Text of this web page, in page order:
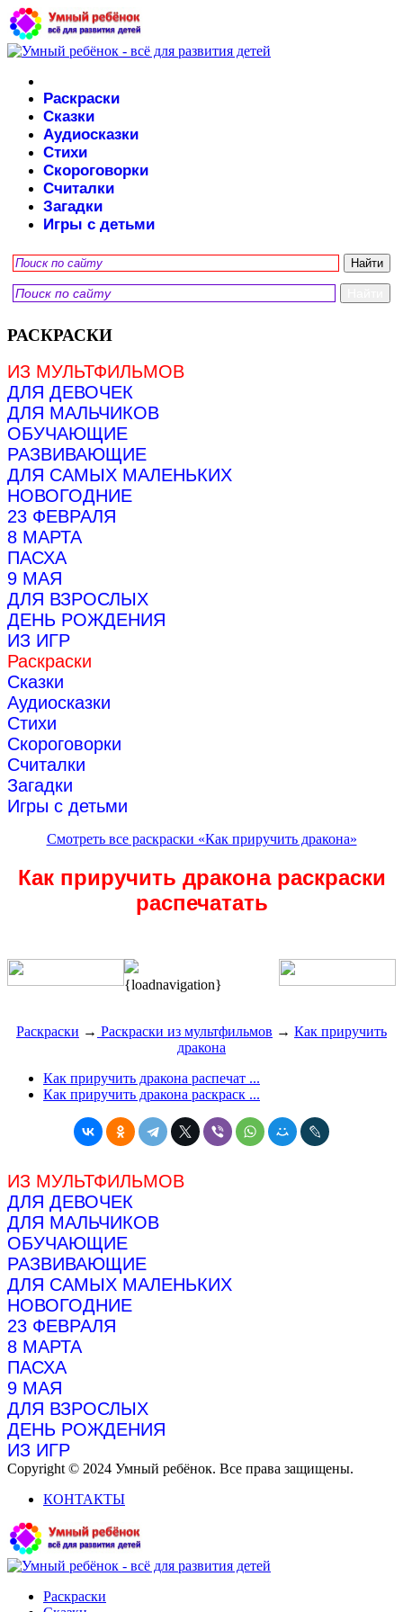
Раскраски
Сказки
Аудиосказки
Стихи
Скороговорки
Считалки
Загадки
Игры с детьми
РАСКРАСКИ
ИЗ МУЛЬТФИЛЬМОВ
ДЛЯ ДЕВОЧЕК
ДЛЯ МАЛЬЧИКОВ
ОБУЧАЮЩИЕ
РАЗВИВАЮЩИЕ
ДЛЯ САМЫХ МАЛЕНЬКИХ
НОВОГОДНИЕ
23 ФЕВРАЛЯ
8 МАРТА
ПАСХА
9 МАЯ
ДЛЯ ВЗРОСЛЫХ
ДЕНЬ РОЖДЕНИЯ
ИЗ ИГР
Раскраски
Сказки
Аудиосказки
Стихи
Скороговорки
Считалки
Загадки
Игры с детьми
Смотреть все раскраски «Как приручить дракона»
Как приручить дракона раскраски
распечатать
{loadnavigation}
Раскраски → Раскраски из мультфильмов → Как приручить
дракона
Как приручить дракона распечат ...
Как приручить дракона раскраск ...
ИЗ МУЛЬТФИЛЬМОВ
ДЛЯ ДЕВОЧЕК
ДЛЯ МАЛЬЧИКОВ
ОБУЧАЮЩИЕ
РАЗВИВАЮЩИЕ
ДЛЯ САМЫХ МАЛЕНЬКИХ
НОВОГОДНИЕ
23 ФЕВРАЛЯ
8 МАРТА
ПАСХА
9 МАЯ
ДЛЯ ВЗРОСЛЫХ
ДЕНЬ РОЖДЕНИЯ
ИЗ ИГР
Copyright © 2024 Умный ребёнок. Все права защищены.
КОНТАКТЫ
Раскраски